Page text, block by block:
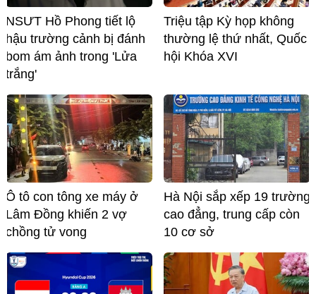
NSƯT Hồ Phong tiết lộ
hậu trường cảnh bị đánh
bom ám ảnh trong 'Lửa
trắng'
Triệu tập Kỳ họp không
thường lệ thứ nhất, Quốc
hội Khóa XVI
Ô tô con tông xe máy ở
Lâm Đồng khiến 2 vợ
chồng tử vong
Hà Nội sắp xếp 19 trường
cao đẳng, trung cấp còn
10 cơ sở